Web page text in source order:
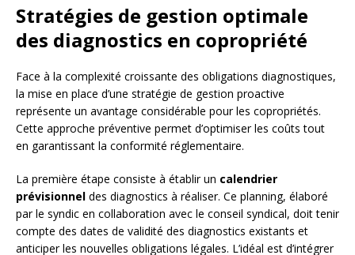
Stratégies de gestion optimale
des diagnostics en copropriété
Face à la complexité croissante des obligations diagnostiques,
la mise en place d’une stratégie de gestion proactive
représente un avantage considérable pour les copropriétés.
Cette approche préventive permet d’optimiser les coûts tout
en garantissant la conformité réglementaire.
La première étape consiste à établir un calendrier
prévisionnel des diagnostics à réaliser. Ce planning, élaboré
par le syndic en collaboration avec le conseil syndical, doit tenir
compte des dates de validité des diagnostics existants et
anticiper les nouvelles obligations légales. L’idéal est d’intégrer